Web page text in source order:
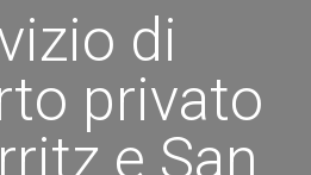
di
privato
e San